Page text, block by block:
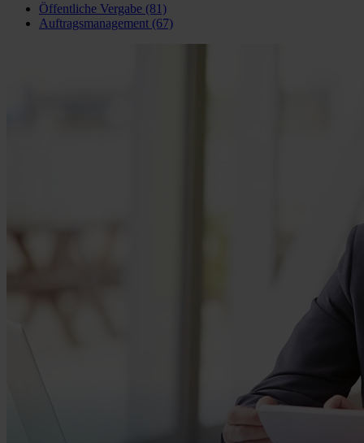
Öffentliche Vergabe (81)
Auftragsmanagement (67)